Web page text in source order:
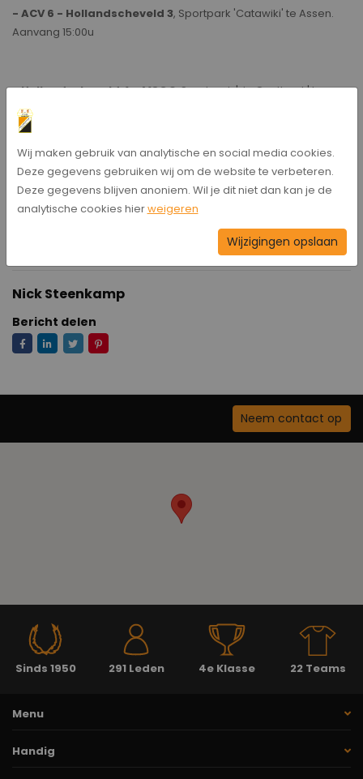
- ACV 6 - Hollandscheveld 3, Sportpark 'Catawiki' te Assen.
Aanvang 15:00u
- Hollandscheveld 4 - MSC 3, Sportpark 'de Oosthoek' te
Hollandscheveld. Aanvang 14:30u
- HZVV 10 - Hollandscheveld 5, Sportpark 'Bentinckdijk' te
Hoogeveen. Aanvang 14:30u
Nick Steenkamp
Bericht delen
Neem contact op
Sinds 1950 291 Leden 4e Klasse 22 Teams
Menu
Handig
Wij maken gebruik van analytische en social media cookies.
Deze gegevens gebruiken wij om de website te verbeteren.
Deze gegevens blijven anoniem. Wil je dit niet dan kan je de
analytische cookies hierweigeren
Wijzigingen opslaan